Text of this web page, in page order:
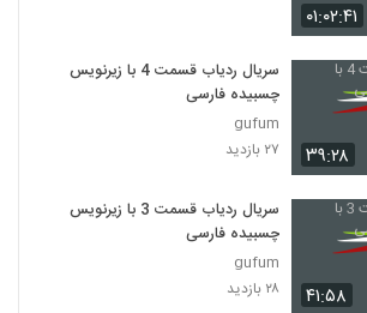
۰۱:۰۲:۴۱
۳۹:۲۸
سریال ردیاب قسمت 4 با زیرنویس
چسبیده فارسی
gufum
۲۷ بازدید
۴۱:۵۸
سریال ردیاب قسمت 3 با زیرنویس
چسبیده فارسی
gufum
۲۸ بازدید